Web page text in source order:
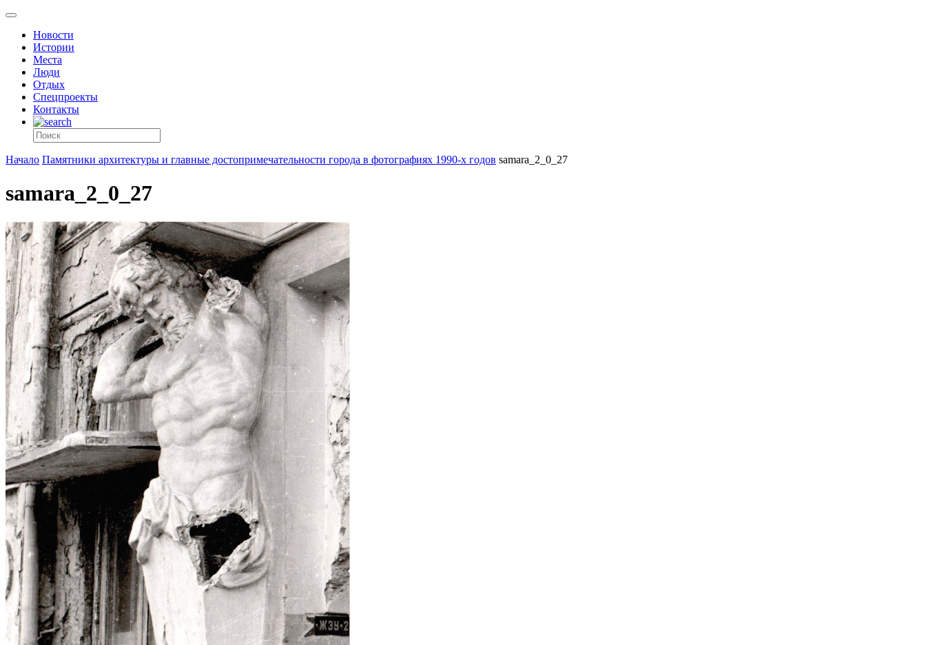
Новости
Истории
Места
Люди
Отдых
Спецпроекты
Контакты
Начало Памятники архитектуры и главные достопримечательности города в фотографиях 1990-х годов samara_2_0_27
samara_2_0_27